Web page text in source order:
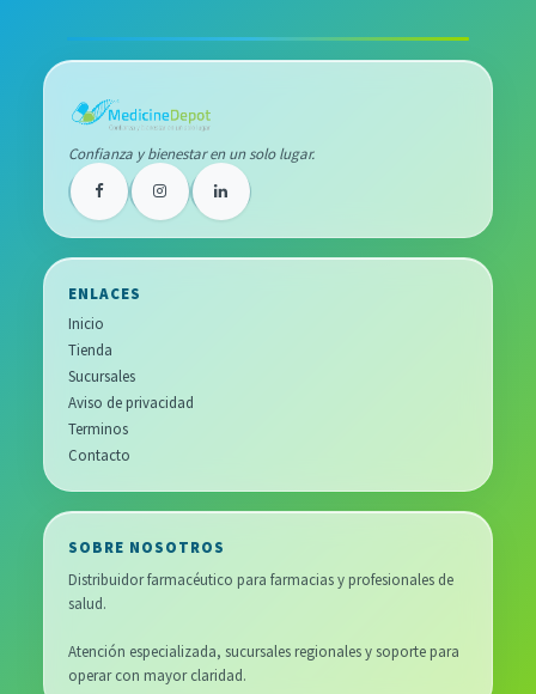
Confianza y bienestar en un solo lugar.
ENLACES
Inicio
Tienda
Sucursales
Aviso de privacidad
Terminos
Contacto
SOBRE NOSOTROS
Distribuidor farmacéutico para farmacias y profesionales de
salud.
Atención especializada, sucursales regionales y soporte para
operar con mayor claridad.